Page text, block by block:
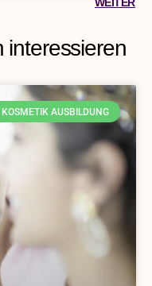
interessieren
KOSMETIK AUSBILDUNG